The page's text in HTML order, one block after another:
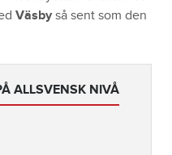
Väsby så sent som den
ALLSVENSK NIVÅ